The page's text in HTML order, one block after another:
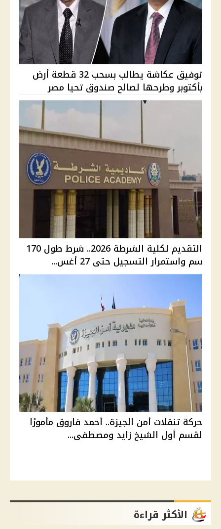
توفيق عكاشة يطالب بسحب 32 قطعة أرض
بأكتوبر وطرحها لصالح صندوق تحيا مصر
التقديم لكلية الشرطة 2026.. شرط طول 170
سم واستمرار التسجيل حتى 27 أغس...
حركة تنقلات أمن الجيزة.. أحمد فاروق مأمورًا
لقسم أول الشيخ زايد ومصطفى...
الأكثر قراءة